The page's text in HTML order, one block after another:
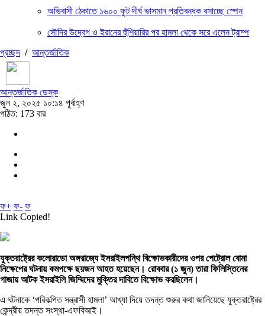
অভিবাসী ঠেকাতে ১৬০০ ফুট দীর্ঘ ভাসমান প্রতিবন্ধক বসাচ্ছে স্পেন
সৌদির উদ্বেগ ও ইরানের হুঁশিয়ারির পর হামলা থেকে সরে এলেন ট্রাম্প
প্রচ্ছদ / আন্তর্জাতিক
আন্তর্জাতিক ডেস্ক
জুন ২, ২০২৫ ১০:১৪ পূর্বাহ্ণ
পঠিত: 173 বার
ফ+ ফ- ফ
Link Copied!
যুক্তরাষ্ট্রের কলোরাডো অঙ্গরাজ্যে ইসরাইলপন্থি বিক্ষোভকারীদের ওপর পেট্রোল বোমা
নিক্ষেপের ঘটনায় কমপক্ষে ছয়জন আহত হয়েছেন। রোববার (১ জুন) তারা ফিলিস্তিনের
গাজায় আটক ইসরাইলি জিম্মিদের মুক্তির দাবিতে বিক্ষোভ করছিলেন।
এ ঘটনাকে ‘পরিকল্পিত সন্ত্রাসী হামলা’ আখ্যা দিয়ে তদন্ত শুরুর কথা জানিয়েছে যুক্তরাষ্ট্রের
কেন্দ্রীয় তদন্ত সংস্থা-এফবিআই।